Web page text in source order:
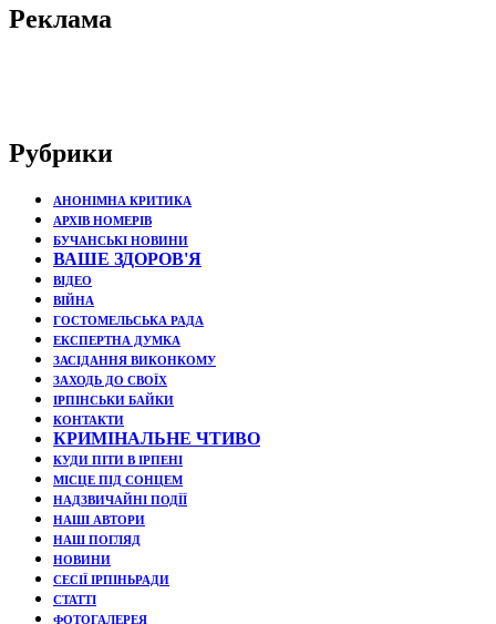
Реклама
Рубрики
АНОНІМНА КРИТИКА
АРХІВ НОМЕРІВ
БУЧАНСЬКІ НОВИНИ
ВАШЕ ЗДОРОВ'Я
ВІДЕО
ВІЙНА
ГОСТОМЕЛЬСЬКА РАДА
ЕКСПЕРТНА ДУМКА
ЗАСІДАННЯ ВИКОНКОМУ
ЗАХОДЬ ДО СВОЇХ
ІРПІНСЬКИ БАЙКИ
КОНТАКТИ
КРИМІНАЛЬНЕ ЧТИВО
КУДИ ПІТИ В ІРПЕНІ
МІСЦЕ ПІД СОНЦЕМ
НАДЗВИЧАЙНІ ПОДЇЇ
НАШІ АВТОРИ
НАШ ПОГЛЯД
НОВИНИ
СЕСІЇ ІРПІНЬРАДИ
СТАТТІ
ФОТОГАЛЕРЕЯ